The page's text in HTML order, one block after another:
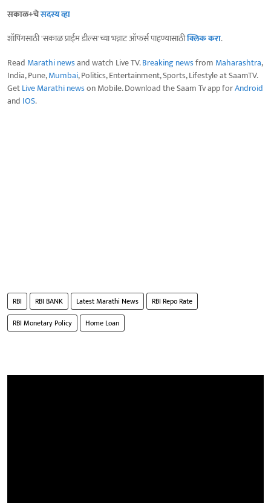
सकाळ+चेसदस्य व्हा
शॉपिंगसाठी 'सकाळ प्राईम डील्स'च्या भन्नाट ऑफर्स पाहण्यासाठीक्लिक करा.
Read Marathi newsand watch Live TV.Breaking newsfrom Maharashtra,
India, Pune,Mumbai, Politics, Entertainment, Sports, Lifestyle at SaamTV.
GetLive Marathi newson Mobile. Download the Saam Tv app forAndroid
and IOS.
RBI RBI BANK Latest Marathi News
RBI Repo Rate
RBI Monetary Policy
Home Loan